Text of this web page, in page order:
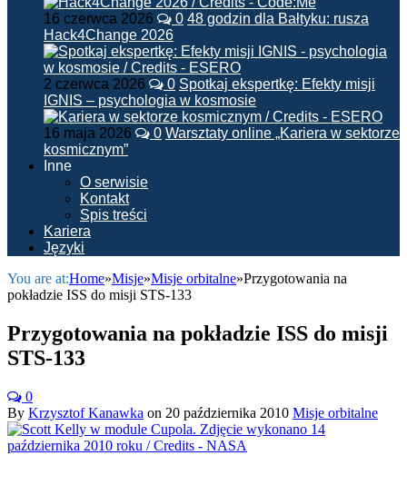
16 czerwca 2026 0 48 godzin dla Bałtyku: rusza
Hack4Change 2026
2 czerwca 2026 0 Spotkaj ekspertkę: Efekty misji
IGNIS – psychologia w kosmosie
16 maja 2026 0 Warsztaty online „Kariera w sektorze
kosmicznym”
Inne
O serwisie
Kontakt
Spis treści
Kariera
Języki
You are at:Home»Misje»Misje orbitalne»Przygotowania na
pokładzie ISS do misji STS-133
Przygotowania na pokładzie ISS do misji
STS-133
0
By Krzysztof Kanawka on 20 października 2010 Misje orbitalne